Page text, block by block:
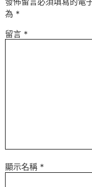
為 *
留言 *
顯示名稱 *